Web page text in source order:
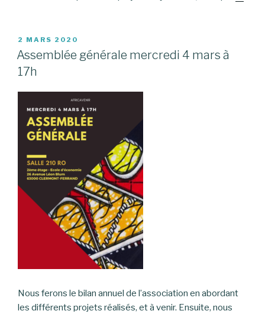
PUBLIÉ
LE
2 MARS 2020
Assemblée générale mercredi 4 mars à
17h
Nous ferons le bilan annuel de l’association en abordant
les différents projets réalisés, et à venir. Ensuite, nous